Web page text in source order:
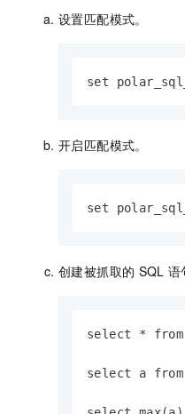
设置匹配模式。
set
开启匹配模式。
set
创建被抓取的 SQL 语
select *
select a